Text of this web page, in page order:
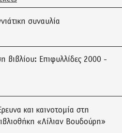
συναυλία
βιβλίου: Επιφυλλίδες 2000 -
και καινοτομία στη
«Λίλιαν Βουδούρη»